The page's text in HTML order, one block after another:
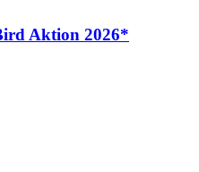
Aktion 2026*